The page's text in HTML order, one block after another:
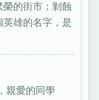
的街市；剝蝕
雄的名字，是
親愛的同學